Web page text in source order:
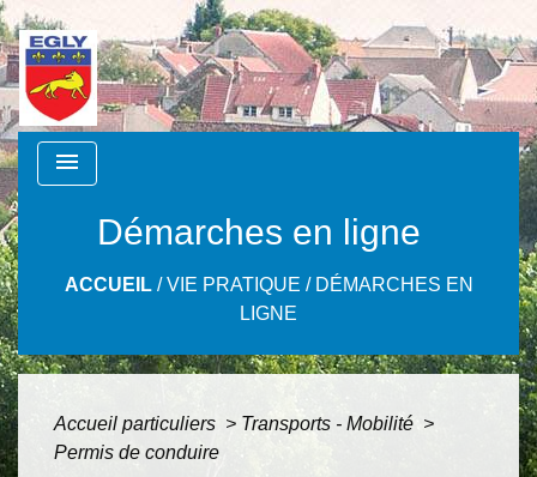
menu
Démarches en ligne
ACCUEIL/VIE PRATIQUE / DÉMARCHES EN
LIGNE
Accueil particuliers > Transports - Mobilité >
Permis de conduire